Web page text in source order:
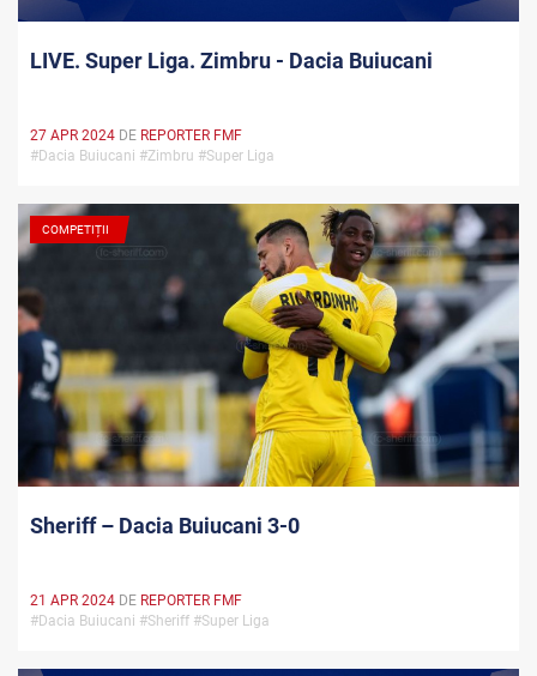
LIVE. Super Liga. Zimbru - Dacia Buiucani
27 APR 2024 DE REPORTER FMF
#Dacia Buiucani #Zimbru #Super Liga
COMPETIȚII
Sheriff – Dacia Buiucani 3-0
21 APR 2024 DE REPORTER FMF
#Dacia Buiucani #Sheriff #Super Liga